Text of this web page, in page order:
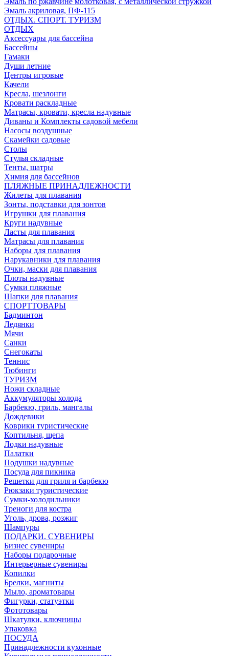
Эмаль акриловая, ПФ-115
ОТДЫХ. СПОРТ. ТУРИЗМ
ОТДЫХ
Аксессуары для бассейна
Бассейны
Гамаки
Души летние
Центры игровые
Качели
Кресла, шезлонги
Кровати раскладные
Матрасы, кровати, кресла надувные
Диваны и Комплекты садовой мебели
Насосы воздушные
Скамейки садовые
Столы
Стулья складные
Тенты, шатры
Химия для бассейнов
ПЛЯЖНЫЕ ПРИНАДЛЕЖНОСТИ
Жилеты для плавания
Зонты, подставки для зонтов
Игрушки для плавания
Круги надувные
Ласты для плавания
Матрасы для плавания
Наборы для плавания
Нарукавники для плавания
Очки, маски для плавания
Плоты надувные
Сумки пляжные
Шапки для плавания
СПОРТТОВАРЫ
Бадминтон
Ледянки
Мячи
Санки
Снегокаты
Теннис
Тюбинги
ТУРИЗМ
Ножи складные
Аккумуляторы холода
Барбекю, гриль, мангалы
Дождевики
Коврики туристические
Коптильня, щепа
Лодки надувные
Палатки
Подушки надувные
Посуда для пикника
Решетки для гриля и барбекю
Рюкзаки туристические
Сумки-холодильники
Треноги для костра
Уголь, дрова, розжиг
Шампуры
ПОДАРКИ. СУВЕНИРЫ
Бизнес сувениры
Наборы подарочные
Интерьерные сувениры
Копилки
Брелки, магниты
Мыло, ароматовары
Фигурки, статуэтки
Фототовары
Шкатулки, ключницы
Упаковка
ПОСУДА
Принадлежности кухонные